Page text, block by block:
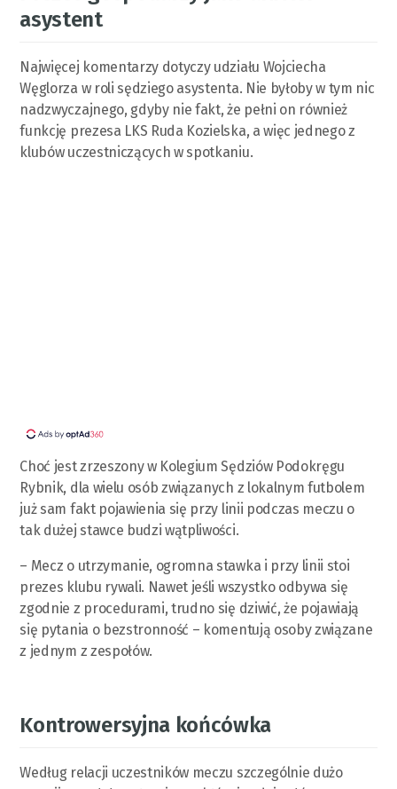
asystent
Najwięcej komentarzy dotyczy udziału Wojciecha
Węglorza w roli sędziego asystenta. Nie byłoby w tym nic
nadzwyczajnego, gdyby nie fakt, że pełni on również
funkcję prezesa LKS Ruda Kozielska, a więc jednego z
klubów uczestniczących w spotkaniu.
Choć jest zrzeszony w Kolegium Sędziów Podokręgu
Rybnik, dla wielu osób związanych z lokalnym futbolem
już sam fakt pojawienia się przy linii podczas meczu o
tak dużej stawce budzi wątpliwości.
– Mecz o utrzymanie, ogromna stawka i przy linii stoi
prezes klubu rywali. Nawet jeśli wszystko odbywa się
zgodnie z procedurami, trudno się dziwić, że pojawiają
się pytania o bezstronność – komentują osoby związane
z jednym z zespołów.
Kontrowersyjna końcówka
Według relacji uczestników meczu szczególnie dużo